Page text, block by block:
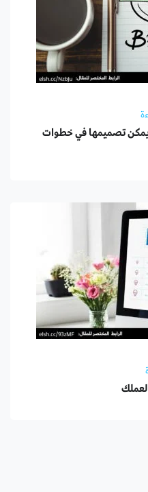
يمكن تصميمها في خطوات
لعملك